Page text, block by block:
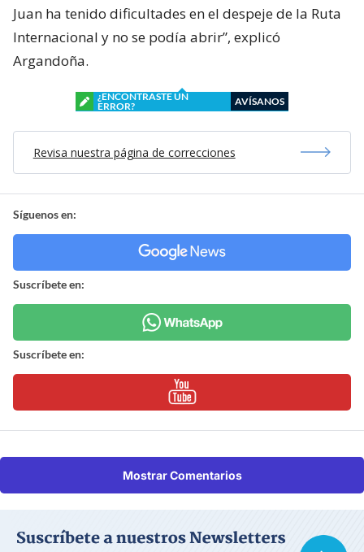
Juan ha tenido dificultades en el despeje de la Ruta
Internacional y no se podía abrir”, explicó
Argandoña.
¿ENCONTRASTE UN
ERROR?
AVÍSANOS
Revisa nuestra página de correcciones
Síguenos en:
Suscríbete en:
Suscríbete en:
Mostrar Comentarios